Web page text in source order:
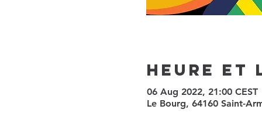
Heure et
06 Aug 2022, 21:00 CEST
Le Bourg, 64160 Saint-